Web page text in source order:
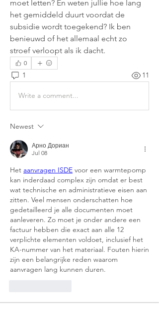
moet letten? En weten jullie hoe lang
het gemiddeld duurt voordat de
subsidie wordt toegekend? Ik ben
benieuwd of het allemaal echt zo
stroef verloopt als ik dacht.
0
1 11
Write a comment...
Newest
Арно Дориан
Jul 08
Het aanvragen ISDE voor een warmtepomp
kan inderdaad complex zijn omdat er best
wat technische en administratieve eisen aan
zitten. Veel mensen onderschatten hoe
gedetailleerd je alle documenten moet
aanleveren. Zo moet je onder andere een
factuur hebben die exact aan alle 12
verplichte elementen voldoet, inclusief het
KA-nummer van het materiaal. Fouten hierin
zijn een belangrijke reden waarom
aanvragen lang kunnen duren.